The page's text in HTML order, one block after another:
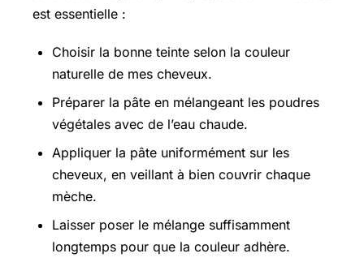
est essentielle :
Choisir la bonne teinte selon la couleur
naturelle de mes cheveux.
Préparer la pâte en mélangeant les poudres
végétales avec de l’eau chaude.
Appliquer la pâte uniformément sur les
cheveux, en veillant à bien couvrir chaque
mèche.
Laisser poser le mélange suffisamment
longtemps pour que la couleur adhère.